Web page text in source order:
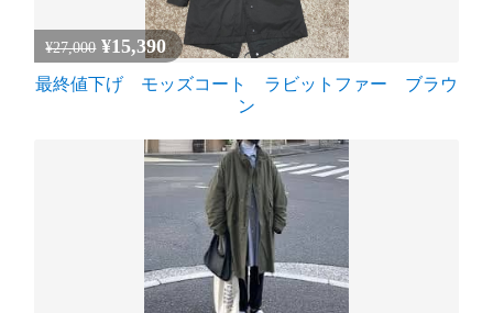
¥27,000 ¥15,390
最終値下げ モッズコート ラビットファー ブラウ
ン